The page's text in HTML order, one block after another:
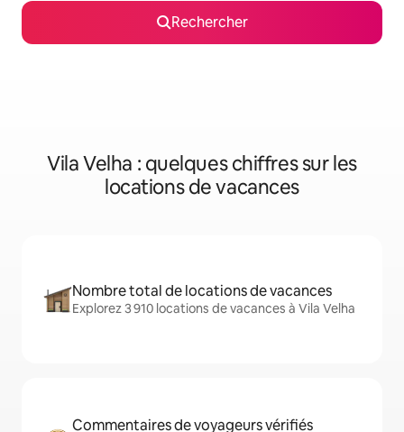
Rechercher
Vila Velha : quelques chiffres sur les
locations de vacances
Nombre total de locations de vacances
Explorez 3 910 locations de vacances à Vila Velha
Commentaires de voyageurs vérifiés